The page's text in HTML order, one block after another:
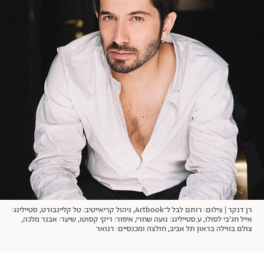
המגזין
תרבות ופנאי
הפקות אופנה
עיצוב
בריאות
קריירה
יחסים
משפחה
חופש
תוכן מקודם
אודות
מי אנחנו
תנאי שימוש
מדיניות פרטיות
הצהרת נגישות
שירות לקוחות למנויים
כתבו לנו
© יובל סיגלר תקשורת בע"מ 2026
Designed, Developed and Powered byRGB Media
רן דנקר | צילום: רותם לבל ל־Artbook, ניהול קריאייטיב: טל קליינבורט, סטיילינג:
אייל חג'בי לסולו, ע.סטיילינג: נועה שחרי, איפור: ריקי קסוטו, שיער: אבנר מלכה,
צולם בווילה בראון תל אביב, חולצה ומכנסיים: רנואר